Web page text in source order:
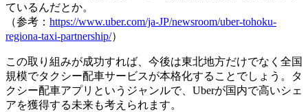
ているんだとか。
（参考： https://www.uber.com/ja-JP/newsroom/uber-tohoku-
regiona-taxi-partnership/）
この取り組みが成功すれば、今後は東北地方だけでなく全国
規模でタクシー配車サービスが本格化することでしょう。タ
クシー配車アプリというジャンルで、Uberが国内で高いシェ
アを獲得する未来も考えられます。